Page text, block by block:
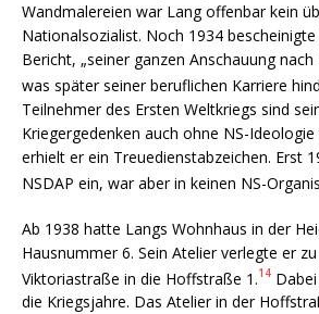
Wandmalereien war Lang offenbar kein
Nationalsozialist. Noch 1934
Bericht, „seiner ganzen Anschauung
was später seiner beruflichen Karriere
Teilnehmer des Ersten Weltkriegs sind
Kriegergedenken auch ohne NS-
erhielt er ein Treuedienstabzeichen. Erst
NSDAP ein, war aber in keinen NS-
Ab 1938 hatte Langs Wohnhaus in der
Hausnummer 6. Sein Atelier verlegte er
Viktoriastraße in die Hoffstraße 1.14
die Kriegsjahre. Das Atelier in der